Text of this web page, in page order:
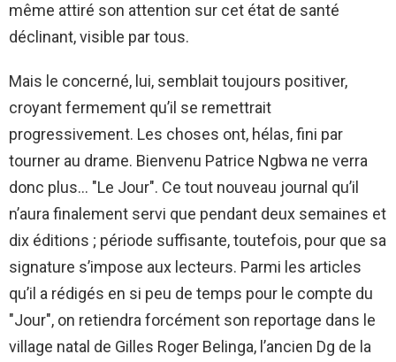
même attiré son attention sur cet état de santé
déclinant, visible par tous.
Mais le concerné, lui, semblait toujours positiver,
croyant fermement qu’il se remettrait
progressivement. Les choses ont, hélas, fini par
tourner au drame. Bienvenu Patrice Ngbwa ne verra
donc plus… "Le Jour". Ce tout nouveau journal qu’il
n’aura finalement servi que pendant deux semaines et
dix éditions ; période suffisante, toutefois, pour que sa
signature s’impose aux lecteurs. Parmi les articles
qu’il a rédigés en si peu de temps pour le compte du
"Jour", on retiendra forcément son reportage dans le
village natal de Gilles Roger Belinga, l’ancien Dg de la